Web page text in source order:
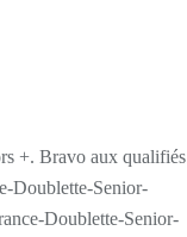
+. Bravo aux qualifiés
Doublette-Senior-
Doublette-Senior-